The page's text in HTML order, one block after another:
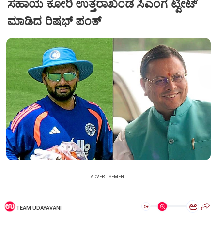
ಸಹಾಯ ಕೋರಿ ಉತ್ತರಾಖಂಡ ಸಿಎಂಗೆ ಟ್ವೀಟ್‌
ಮಾಡಿದ ರಿಷಭ್‌ ಪಂತ್
ADVERTISEMENT
TEAM UDAYAVANI ಅ ಅ